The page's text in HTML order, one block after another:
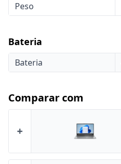
Peso
Bateria
Bateria
Comparar com
+